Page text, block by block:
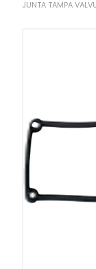
JUNTA TAMPA